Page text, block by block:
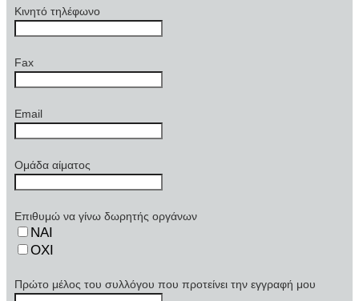
Κινητό τηλέφωνο
Fax
Email
Ομάδα αίματος
Επιθυμώ να γίνω δωρητής οργάνων
ΝΑΙ
ΟΧΙ
Πρώτο μέλος του συλλόγου που προτείνει την εγγραφή μου